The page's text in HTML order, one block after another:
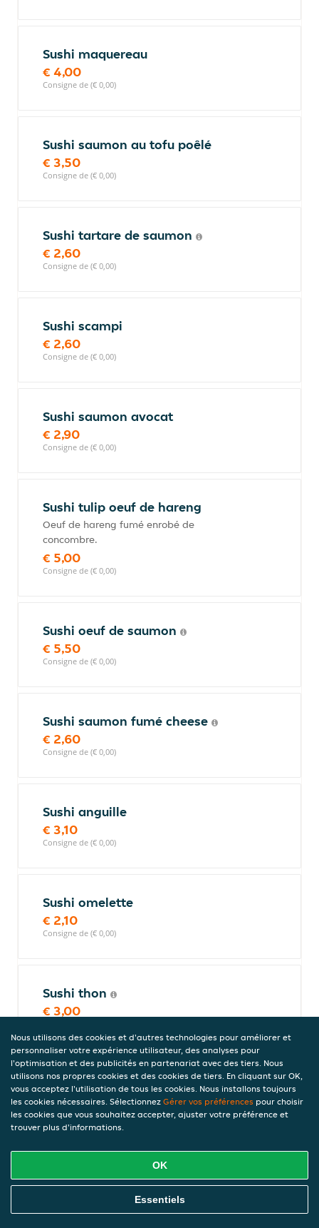
Sushi maquereau
€ 4,00
Consigne de (€ 0,00)
Sushi saumon au tofu poêlé
€ 3,50
Consigne de (€ 0,00)
Sushi tartare de saumon
€ 2,60
Consigne de (€ 0,00)
Sushi scampi
€ 2,60
Consigne de (€ 0,00)
Sushi saumon avocat
€ 2,90
Consigne de (€ 0,00)
Sushi tulip oeuf de hareng
Oeuf de hareng fumé enrobé de
concombre.
€ 5,00
Consigne de (€ 0,00)
Sushi oeuf de saumon
€ 5,50
Consigne de (€ 0,00)
Sushi saumon fumé cheese
€ 2,60
Consigne de (€ 0,00)
Sushi anguille
€ 3,10
Consigne de (€ 0,00)
Sushi omelette
€ 2,10
Consigne de (€ 0,00)
Sushi thon
€ 3,00
Sushi saumon
€ 2,60
Consigne de (€ 0,00)
8 pièces.
Commandez En Ligne
Nous utilisons des cookies et d'autres technologies pour améliorer et
personnaliser votre expérience utilisateur, des analyses pour
l'optimisation et des publicités en partenariat avec des tiers. Nous
utilisons nos propres cookies et des cookies de tiers. En cliquant sur OK,
vous acceptez l'utilisation de tous les cookies. Nous installons toujours
les cookies nécessaires. Sélectionnez Gérer vos préférences pour choisir
les cookies que vous souhaitez accepter, ajuster votre préférence et
trouver plus d'informations.
OK
Essentiels